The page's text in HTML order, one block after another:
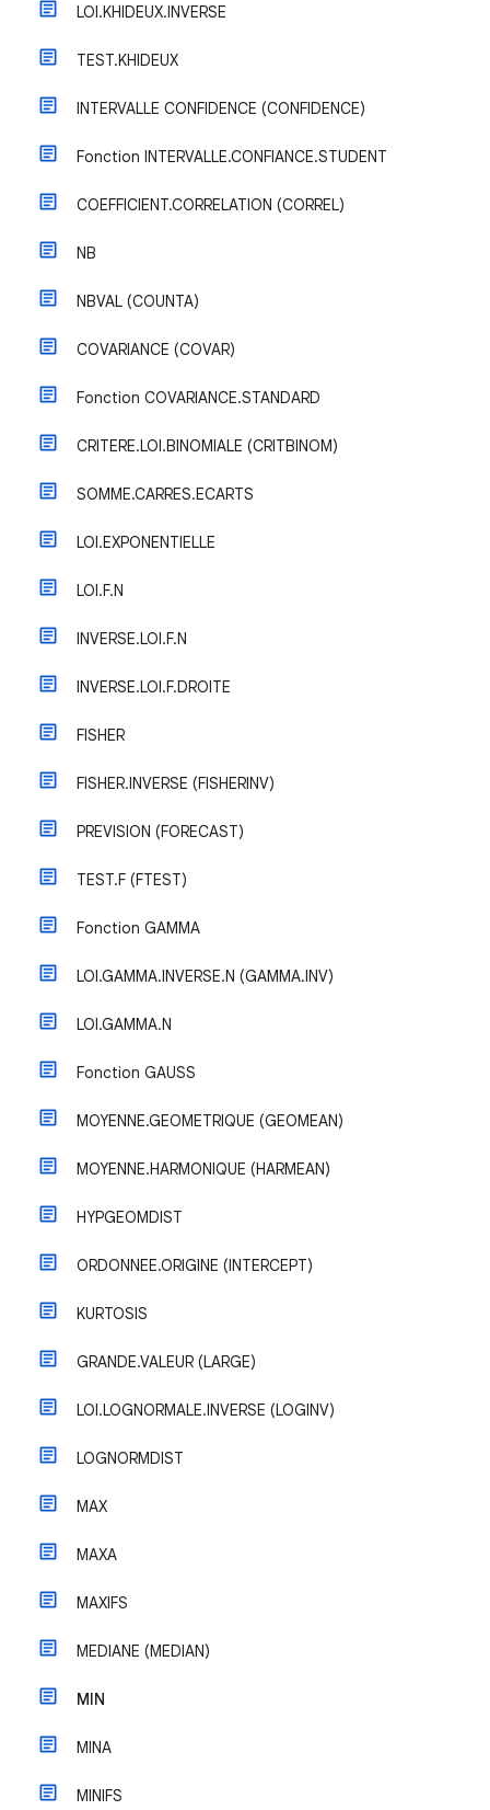
LOI.KHIDEUX.INVERSE
TEST.KHIDEUX
INTERVALLE CONFIDENCE (CONFIDENCE)
Fonction INTERVALLE.CONFIANCE.STUDENT
COEFFICIENT.CORRELATION (CORREL)
NB
NBVAL (COUNTA)
COVARIANCE (COVAR)
Fonction COVARIANCE.STANDARD
CRITERE.LOI.BINOMIALE (CRITBINOM)
SOMME.CARRES.ECARTS
LOI.EXPONENTIELLE
LOI.F.N
INVERSE.LOI.F.N
INVERSE.LOI.F.DROITE
FISHER
FISHER.INVERSE (FISHERINV)
PREVISION (FORECAST)
TEST.F (FTEST)
Fonction GAMMA
LOI.GAMMA.INVERSE.N (GAMMA.INV)
LOI.GAMMA.N
Fonction GAUSS
MOYENNE.GEOMETRIQUE (GEOMEAN)
MOYENNE.HARMONIQUE (HARMEAN)
HYPGEOMDIST
ORDONNEE.ORIGINE (INTERCEPT)
KURTOSIS
GRANDE.VALEUR (LARGE)
LOI.LOGNORMALE.INVERSE (LOGINV)
LOGNORMDIST
MAX
MAXA
MAXIFS
MEDIANE (MEDIAN)
MIN
MINA
MINIFS